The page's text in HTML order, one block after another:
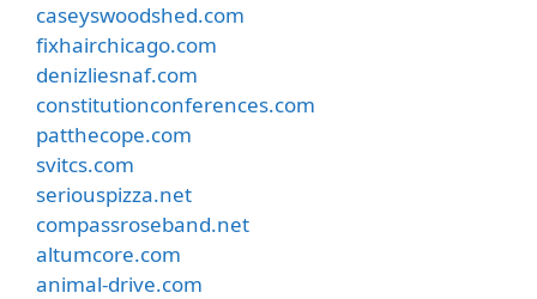
caseyswoodshed.com
fixhairchicago.com
denizliesnaf.com
constitutionconferences.com
patthecope.com
svitcs.com
seriouspizza.net
compassroseband.net
altumcore.com
animal-drive.com